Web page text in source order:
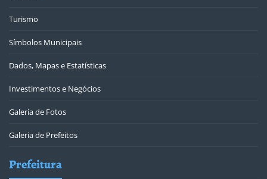
Turismo
Símbolos Municipais
Dados, Mapas e Estatísticas
Investimentos e Negócios
Galeria de Fotos
Galeria de Prefeitos
Prefeitura